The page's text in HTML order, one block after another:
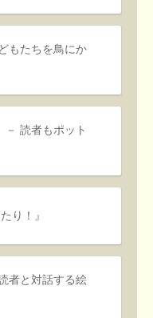
もたちを鳥にか
－ 読者もポット
り！』
者と対話する絵